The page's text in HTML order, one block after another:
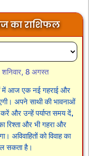
का राशिफल
शनिवार, 8 अगस्त
में आज एक नई गहराई और
अपने साथी की भावनाओं
और उन्हें पर्याप्त समय दें,
रिश्ता और भी गहरा और
अविवाहितों को विवाह का
सकता है।